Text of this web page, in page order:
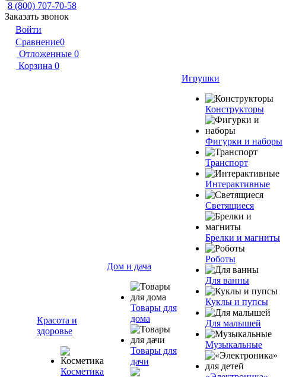
8 (800) 707-70-58
Заказать звонок
Войти
Сравнение0
Отложенные 0
Корзина 0
Красота и
здоровье
Косметика
Дом и дача
Товары для
дома
Товары для
дачи
Игрушки
Конструкторы
Фигурки и наборы
Транспорт
Интерактивные
Светящиеся
Брелки и магниты
Роботы
Для ванны
Куклы и пупсы
Для малышей
Музыкальные